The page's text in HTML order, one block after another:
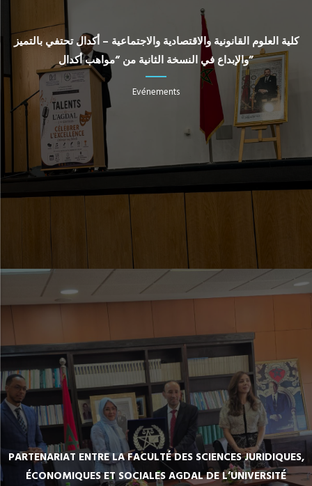
كلية العلوم القانونية والاقتصادية والاجتماعية – أكدال تحتفي بالتميز
والإبداع في النسخة الثانية من “مواهب أكدال”
Evénements
PARTENARIAT ENTRE LA FACULTÉ DES SCIENCES JURIDIQUES,
ÉCONOMIQUES ET SOCIALES AGDAL DE L’UNIVERSITÉ